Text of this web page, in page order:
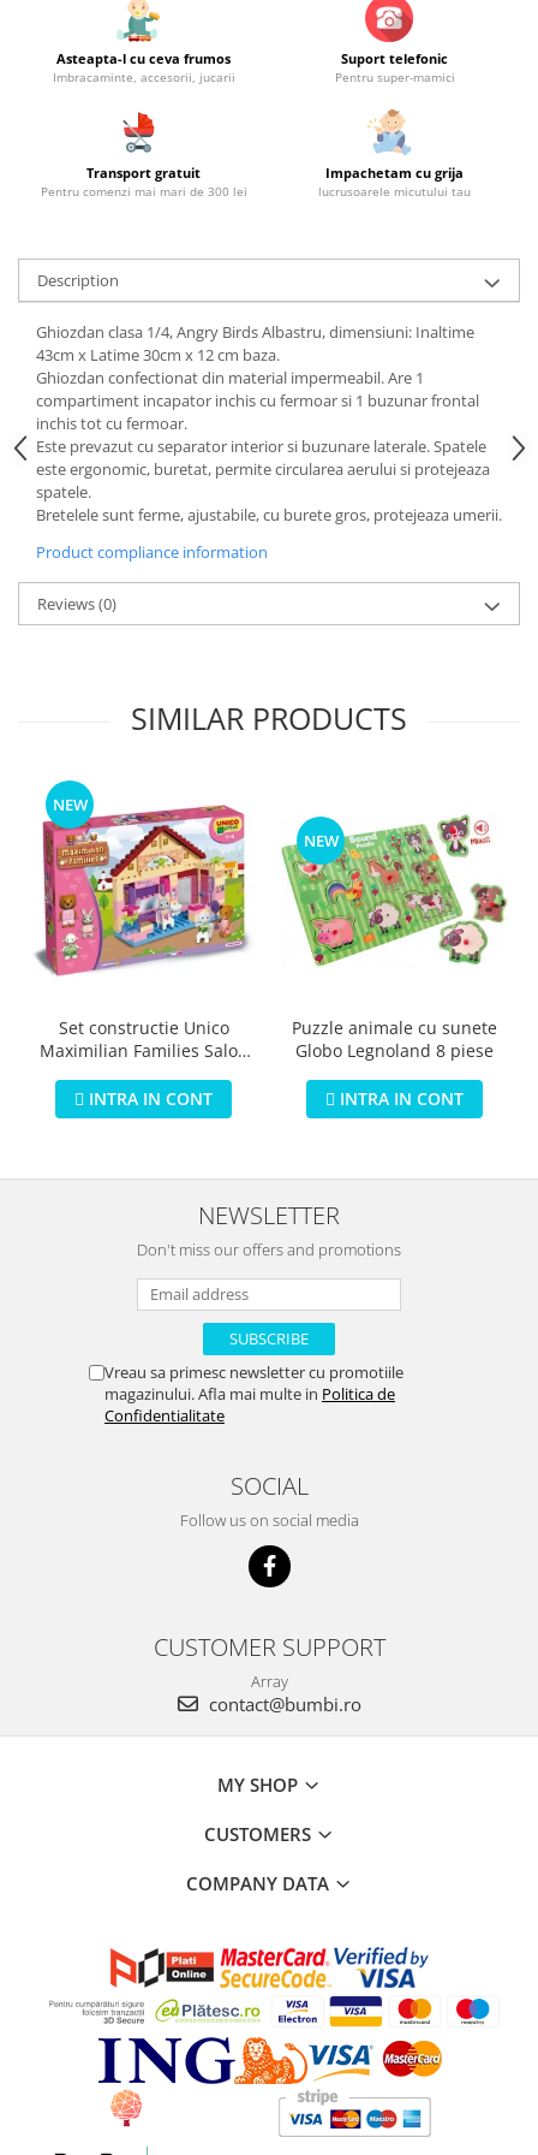
Asteapta-l cu ceva frumos
Imbracaminte, accesorii, jucarii
Suport telefonic
Pentru super-mamici
Transport gratuit
Pentru comenzi mai mari de 300 lei
Impachetam cu grija
lucrusoarele micutului tau
Description
Ghiozdan clasa 1/4, Angry Birds Albastru, dimensiuni: Inaltime
43cm x Latime 30cm x 12 cm baza.
Ghiozdan confectionat din material impermeabil. Are 1
compartiment incapator inchis cu fermoar si 1 buzunar frontal
inchis tot cu fermoar.
Este prevazut cu separator interior si buzunare laterale. Spatele
este ergonomic, buretat, permite circularea aerului si protejeaza
spatele.
Bretelele sunt ferme, ajustabile, cu burete gros, protejeaza umerii.
Product compliance information
Reviews(0)
SIMILAR PRODUCTS
NEW
Set constructie Unico
Maximilian Families Salon
INTRA IN CONT
NEW
Puzzle animale cu sunete
Globo Legnoland 8 piese
INTRA IN CONT
NEWSLETTER
Don't miss our offers and promotions
Vreau sa primesc newsletter cu promotiile
magazinului. Afla mai multe in Politica de
Confidentialitate
SOCIAL
Follow us on social media
CUSTOMER SUPPORT
Array
contact@bumbi.ro
MY SHOP
CUSTOMERS
COMPANY DATA